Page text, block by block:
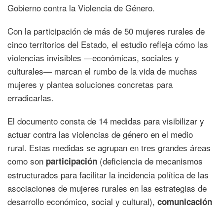
Gobierno contra la Violencia de Género.
Con la participación de más de 50 mujeres rurales de
cinco territorios del Estado, el estudio refleja cómo las
violencias invisibles —económicas, sociales y
culturales— marcan el rumbo de la vida de muchas
mujeres y plantea soluciones concretas para
erradicarlas.
El documento consta de 14 medidas para visibilizar y
actuar contra las violencias de género en el medio
rural. Estas medidas se agrupan en tres grandes áreas
como son participación (deficiencia de mecanismos
estructurados para facilitar la incidencia política de las
asociaciones de mujeres rurales en las estrategias de
desarrollo económico, social y cultural), comunicación